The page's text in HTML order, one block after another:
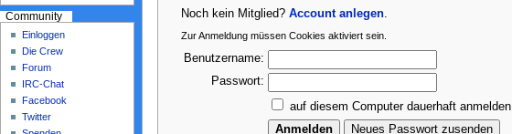
Noch kein Mitglied?Account anlegen
Zur Anmeldung müssen Cookies aktiviert sein.
Benutzername:
Passwort:
auf diesem Computer dauerhaft anmelden
Community
Einloggen
Die Crew
Forum
IRC-Chat
Facebook
Twitter